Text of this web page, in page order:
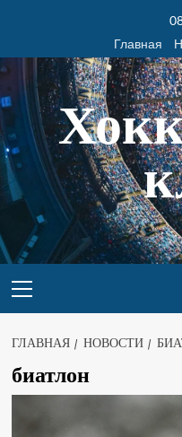
Главная
ГЛАВНАЯ НОВОСТИ
биатлон